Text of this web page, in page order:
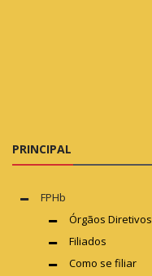
PRINCIPAL
FPHb
Órgãos Diretivos
Filiados
Como se filiar